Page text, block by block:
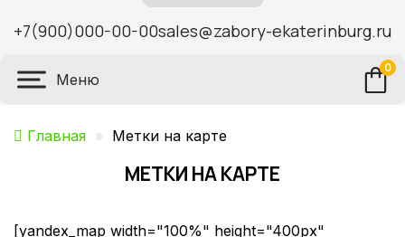
+7(900)000-00-00sales@zabory-ekaterinburg.ru
Меню
0
Главная » Метки на карте
МЕТКИ НА КАРТЕ
[yandex_map width="100%" height="400px"